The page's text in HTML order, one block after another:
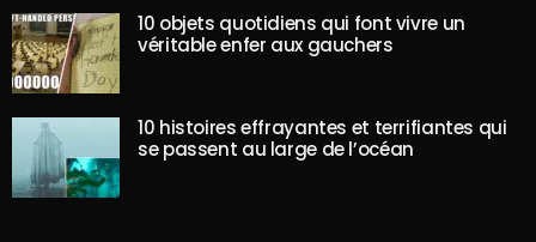
10 objets quotidiens qui font vivre un
véritable enfer aux gauchers
10 histoires effrayantes et terrifiantes qui
se passent au large de l’océan